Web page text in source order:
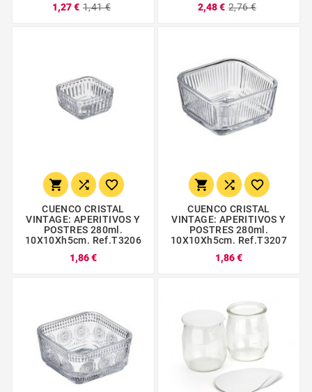
1,27 € 1,41 €
2,48 € 2,76 €
  
CUENCO CRISTAL
VINTAGE: APERITIVOS Y
POSTRES 280ml.
10X10Xh5cm. Ref.T3206
1,86 €
  
CUENCO CRISTAL
VINTAGE: APERITIVOS Y
POSTRES 280ml.
10X10Xh5cm. Ref.T3207
1,86 €